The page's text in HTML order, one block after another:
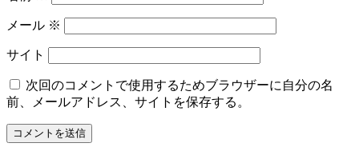
メール ※
サイト
次回のコメントで使用するためブラウザーに自分の名
前、メールアドレス、サイトを保存する。